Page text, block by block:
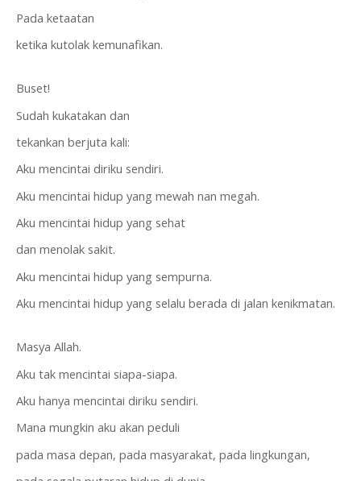
Pada ketaatan
ketika kutolak kemunafikan.
Buset!
Sudah kukatakan dan
tekankan berjuta kali:
Aku mencintai diriku sendiri.
Aku mencintai hidup yang mewah nan megah.
Aku mencintai hidup yang sehat
dan menolak sakit.
Aku mencintai hidup yang sempurna.
Aku mencintai hidup yang selalu berada di jalan kenikmatan.
Masya Allah.
Aku tak mencintai siapa-siapa.
Aku hanya mencintai diriku sendiri.
Mana mungkin aku akan peduli
pada masa depan, pada masyarakat, pada lingkungan,